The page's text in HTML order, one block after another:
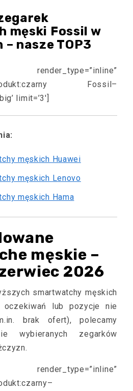
męski Fossil w
nasze TOP3
render_type=”inline”
produkt:czarny Fossil–
limit=’3′]
męskich Huawei
męskich Lenovo
męskich Hama
męskie –
2026
smartwatchy męskich
oczekiwań lub pozycje nie
brak ofert), polecamy
wybieranych zegarków
render_type=”inline”